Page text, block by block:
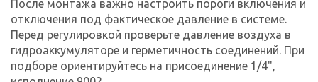
После монтажа важно настроить пороги включения и
отключения под фактическое давление в системе.
Перед регулировкой проверьте давление воздуха в
гидроаккумуляторе и герметичность соединений. При
подборе ориентируйтесь на присоединение 1/4",